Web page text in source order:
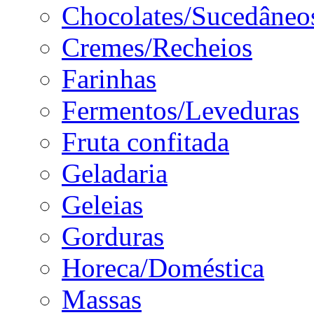
Chocolates/
Cremes/Recheios
Farinhas
Fermentos/Leveduras
Fruta confitada
Geladaria
Geleias
Gorduras
Horeca/Doméstica
Massas